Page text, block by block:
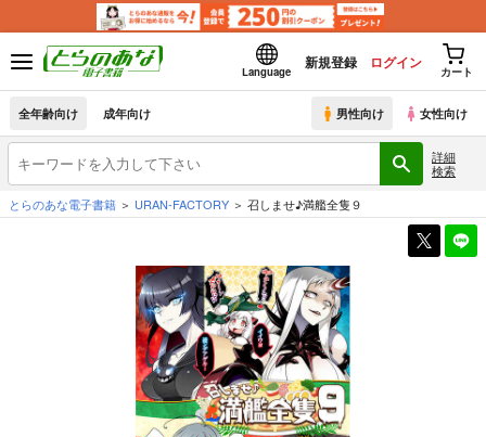
Language
新規登録 ログイン
カート
全年齢向け 成年向け 男性向け 女性向け
詳細
検索
とらのあな電子書籍
URAN-FACTORY 召しませ♪満艦全隻９